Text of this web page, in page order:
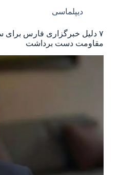
دیپلماسی
۷ دلیل خبرگزاری فارس برای
مقاومت دست برداشت